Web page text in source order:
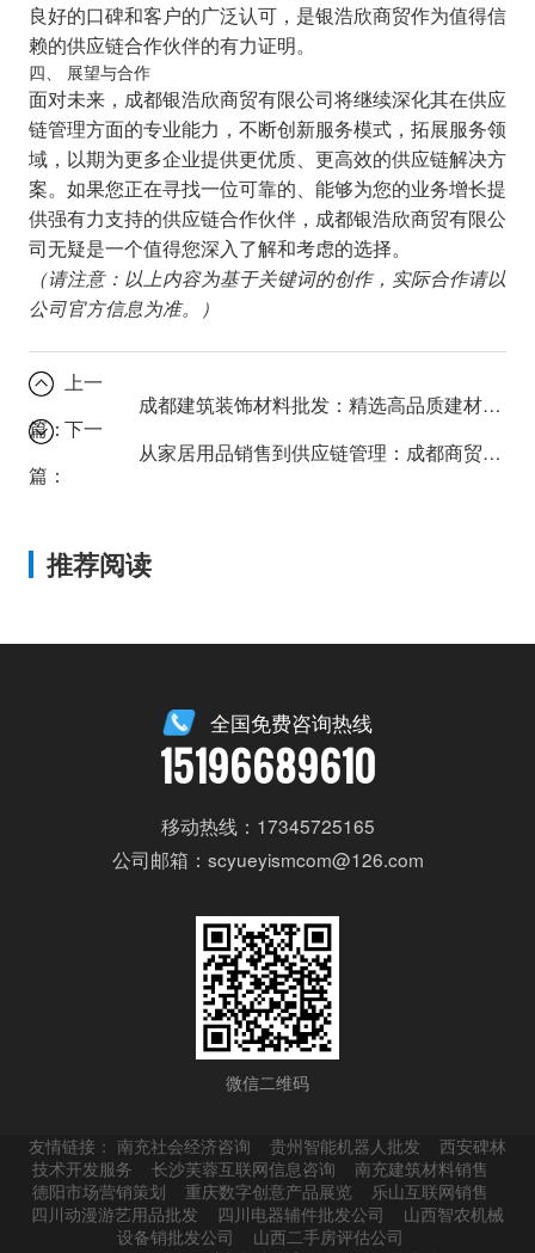
良好的口碑和客户的广泛认可，是银浩欣商贸作为值得信
赖的供应链合作伙伴的有力证明。
四、 展望与合作
面对未来，成都银浩欣商贸有限公司将继续深化其在供应
链管理方面的专业能力，不断创新服务模式，拓展服务领
域，以期为更多企业提供更优质、更高效的供应链解决方
案。如果您正在寻找一位可靠的、能够为您的业务增长提
供强有力支持的供应链合作伙伴，成都银浩欣商贸有限公
司无疑是一个值得您深入了解和考虑的选择。
（请注意：以上内容为基于关键词的创作，实际合作请以
公司官方信息为准。）
上一
篇：
成都建筑装饰材料批发：精选高品质建材，打造理想家园
下一
篇：
从家居用品销售到供应链管理：成都商贸公司的全方位服务解析
推荐阅读
全国免费咨询热线
15196689610
移动热线：17345725165
公司邮箱：scyueyismcom@126.com
微信二维码
友情链接：南充社会经济咨询 贵州智能机器人批发
西安碑林
技术开发服务
长沙芙蓉互联网信息咨询
南充建筑材料销售
德阳市场营销策划
重庆数字创意产品展览
乐山互联网销售
四川动漫游艺用品批发
四川电器辅件批发公司
山西智农机械
设备销批发公司
山西二手房评估公司